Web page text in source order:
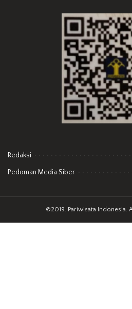
Redaksi
Pedoman Media Siber
©2019. Pariwisata Indonesia.